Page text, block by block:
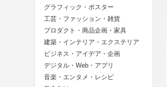
グラフィック・ポスター
工芸・ファッション・雑貨
プロダクト・商品企画・家具
建築・インテリア・エクステリア
ビジネス・アイデア・企画
デジタル・Web・アプリ
音楽・エンタメ・レシピ